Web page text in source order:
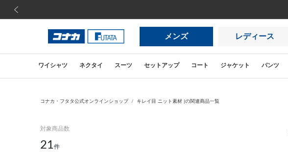
メンズ レディース
ワイシャツ ネクタイ スーツ セットアップ コート ジャケット パンツ
コナカ・フタタ公式オンラインショップ キレイ目 ニット素材 |の関連商品一覧
対象商品数
21件